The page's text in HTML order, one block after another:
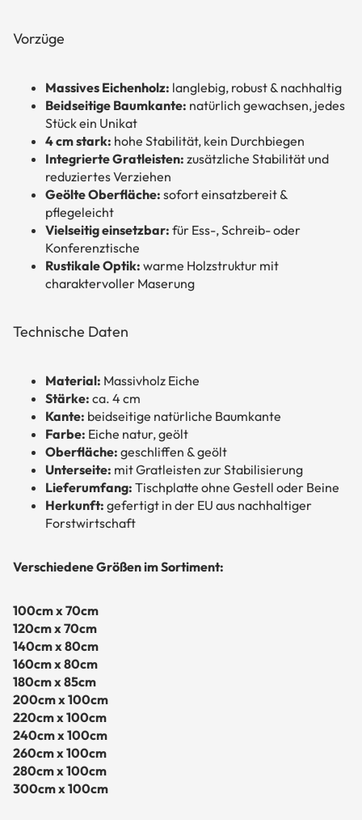
Vorzüge
Massives Eichenholz: langlebig, robust & nachhaltig
Beidseitige Baumkante: natürlich gewachsen, jedes
Stück ein Unikat
4 cm stark: hohe Stabilität, kein Durchbiegen
Integrierte Gratleisten: zusätzliche Stabilität und
reduziertes Verziehen
Geölte Oberfläche: sofort einsatzbereit &
pflegeleicht
Vielseitig einsetzbar: für Ess-, Schreib- oder
Konferenztische
Rustikale Optik: warme Holzstruktur mit
charaktervoller Maserung
Technische Daten
Material: Massivholz Eiche
Stärke: ca. 4 cm
Kante: beidseitige natürliche Baumkante
Farbe: Eiche natur, geölt
Oberfläche: geschliffen & geölt
Unterseite: mit Gratleisten zur Stabilisierung
Lieferumfang: Tischplatte ohne Gestell oder Beine
Herkunft: gefertigt in der EU aus nachhaltiger
Forstwirtschaft
Verschiedene Größen im Sortiment:
100cm x 70cm
120cm x 70cm
140cm x 80cm
160cm x 80cm
180cm x 85cm
200cm x 100cm
220cm x 100cm
240cm x 100cm
260cm x 100cm
280cm x 100cm
300cm x 100cm